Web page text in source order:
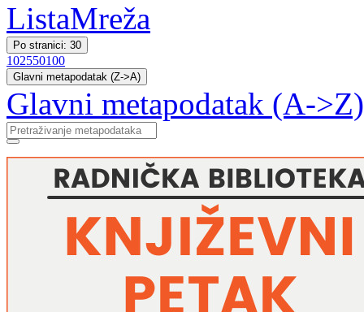
ListaMreža
Po stranici: 30
102550100
Glavni metapodatak (Z->A)
Glavni metapodatak (A->Z)